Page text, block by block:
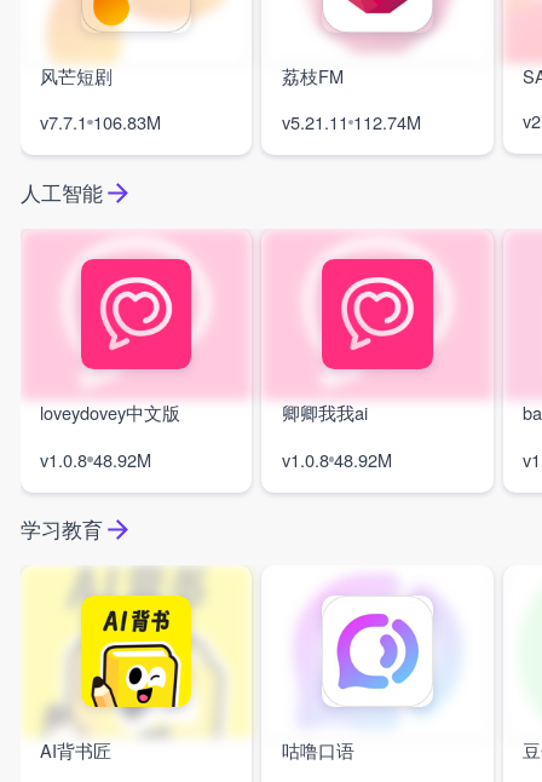
风芒短剧
v7.7.1106.83M
荔枝FM
v5.21.11 112.74M
人工智能
loveydovey中文版
v1.0.848.92M
卿卿我我ai
v1.0.848.92M
学习教育
AI背书匠
咕噜口语